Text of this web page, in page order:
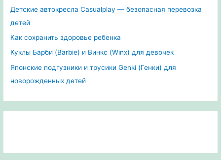
Детские автокресла Casualplay — безопасная перевозка
детей
Как сохранить здоровье ребенка
Куклы Барби (Barbie) и Винкс (Winx) для девочек
Японские подгузники и трусики Genki (Генки) для
новорожденных детей